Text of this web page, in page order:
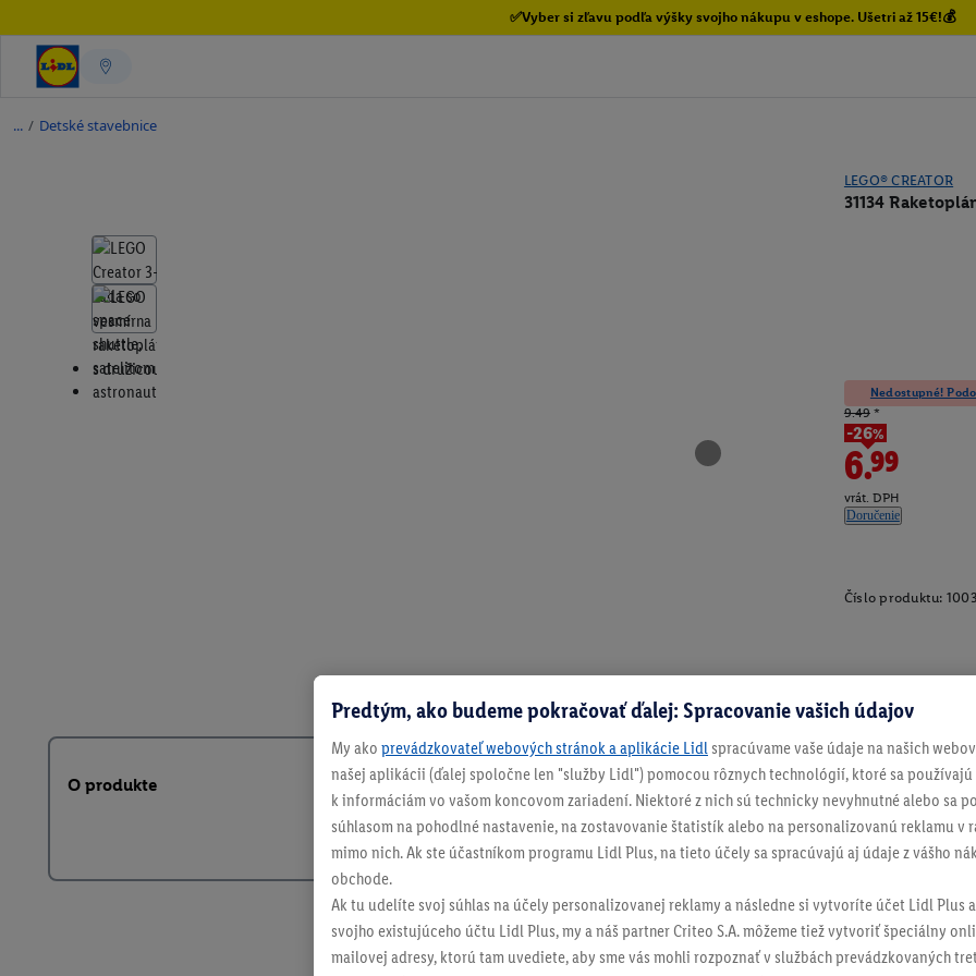
✅Vyber si zľavu podľa výšky svojho nákupu v eshope. Ušetri až 15€!💰
/ Detské stavebnice
LEGO® CREATOR
31134
Nedostupné!
9.49*
-26%
6.99
vrát. DPH
Doručenie
Číslo produktu:
O produkte
Predtým, ako budeme pokračovať ďalej: Spracovanie vašich údajov
My ako prevádzkovateľ webových stránok a aplikácie Lidl spracúvame vaše údaje na našich
našej aplikácii (ďalej spoločne len "služby Lidl") pomocou rôznych technológií, ktoré sa
k informáciám vo vašom koncovom zariadení. Niektoré z nich sú technicky nevyhnutné alebo sa
súhlasom na pohodlné nastavenie, na zostavovanie štatistík alebo na personalizovanú reklamu v
mimo nich. Ak ste účastníkom programu Lidl Plus, na tieto účely sa spracúvajú aj údaje z vášho
obchode.
Ak tu udelíte svoj súhlas na účely personalizovanej reklamy a následne si vytvoríte účet Lidl Plus
svojho existujúceho účtu Lidl Plus, my a náš partner Criteo S.A. môžeme tiež vytvoriť špeciálny
mailovej adresy, ktorú tam uvediete, aby sme vás mohli rozpoznať v službách prevádzkovaných